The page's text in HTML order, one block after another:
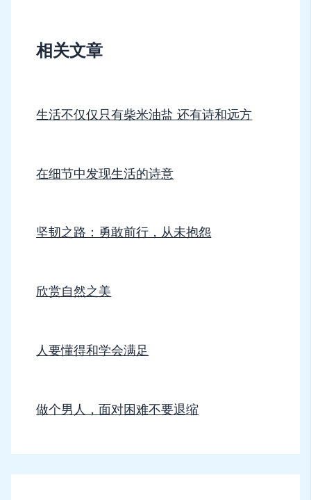
相关文章
生活不仅仅只有柴米油盐 还有诗和远方
在细节中发现生活的诗意
坚韧之路：勇敢前行，从未抱怨
欣赏自然之美
人要懂得和学会满足
做个男人，面对困难不要退缩